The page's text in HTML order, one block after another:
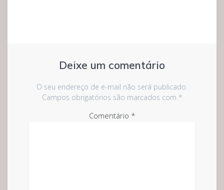
Deixe um comentário
O seu endereço de e-mail não será publicado.
Campos obrigatórios são marcados com *
Comentário *